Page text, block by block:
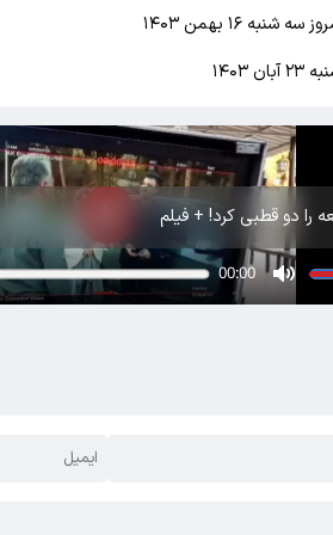
۱۶ بهمن ۱۴۰۳
را دو قطبی کرد! + فیلم